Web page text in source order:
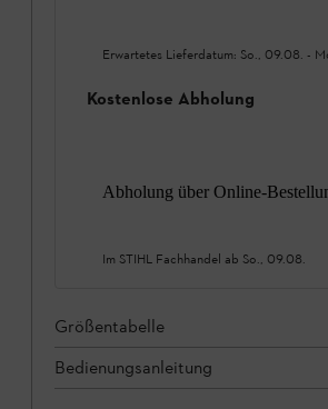
Erwartetes Lieferdatum: So., 09.08. -
Kostenlose Abholung
Abholung über Online-
Im STIHL Fachhandel ab So., 09.08.
Größentabelle
Bedienungsanleitung